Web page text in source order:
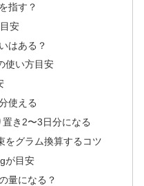
指す？
安
はある？
使い方目安
使える
き2〜3日分になる
をグラム換算するコツ
が目安
量になる？